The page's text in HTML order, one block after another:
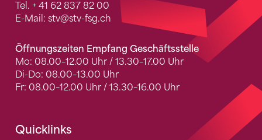
Tel. + 41 62 837 82 00
E-Mail: stv@stv-fsg.ch
Öffnungszeiten Empfang Geschäftsstelle
Mo: 08.00–12.00 Uhr / 13.30–17.00 Uhr
Di-Do: 08.00–13.00 Uhr
Fr: 08.00–12.00 Uhr / 13.30–16.00 Uhr
Quicklinks